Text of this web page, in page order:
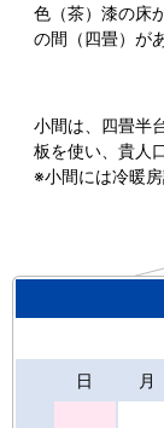
色（茶）漆の床
の間（四畳）が
小間は、四畳半
板を使い、貴人
※小間には冷暖房
日 月